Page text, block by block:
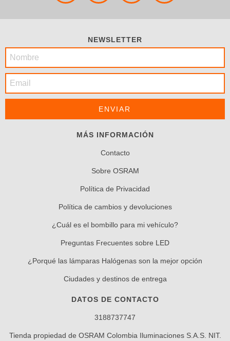
NEWSLETTER
MÁS INFORMACIÓN
Contacto
Sobre OSRAM
Política de Privacidad
Política de cambios y devoluciones
¿Cuál es el bombillo para mi vehículo?
Preguntas Frecuentes sobre LED
¿Porqué las lámparas Halógenas son la mejor opción
Ciudades y destinos de entrega
DATOS DE CONTACTO
3188737747
Tienda propiedad de OSRAM Colombia Iluminaciones S.A.S. NIT.